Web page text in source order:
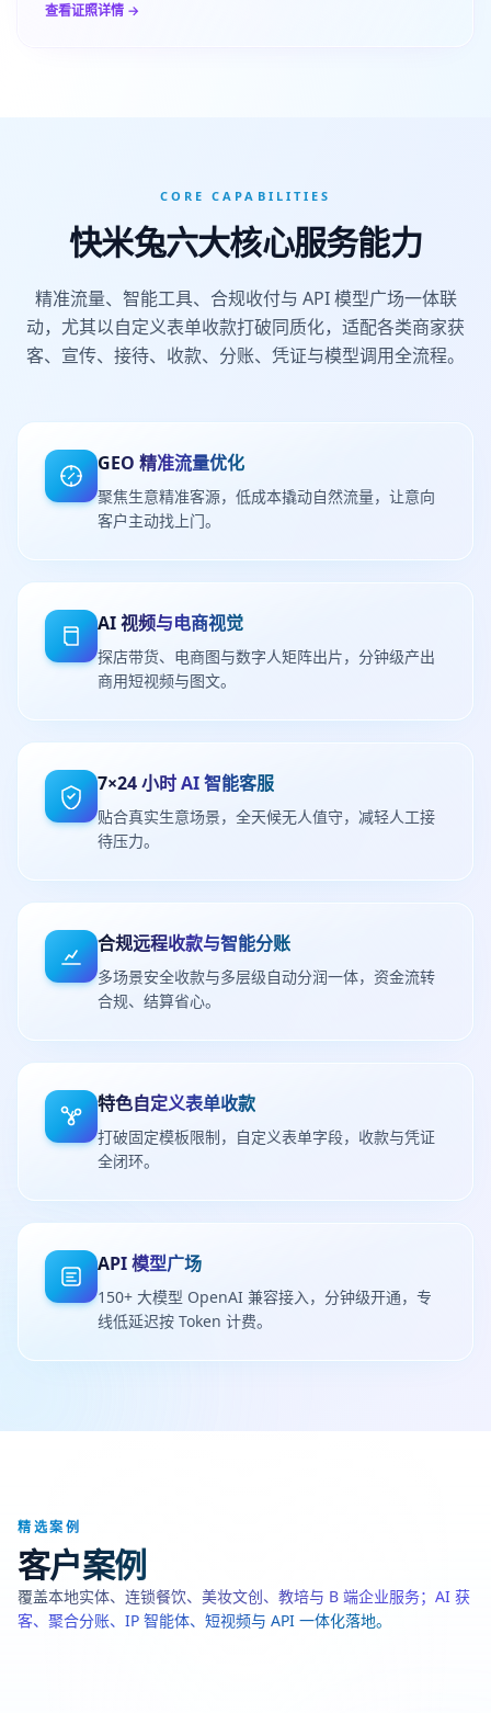
查看证照详情 →
CORE CAPABILITIES
快米兔六大核心服务能力
精准流量、智能工具、合规收付与 API 模型广场一体联
动，尤其以自定义表单收款打破同质化，适配各类商家获
客、宣传、接待、收款、分账、凭证与模型调用全流程。
GEO 精准流量优化
聚焦生意精准客源，低成本撬动自然流量，让意向
客户主动找上门。
AI 视频与电商视觉
探店带货、电商图与数字人矩阵出片，分钟级产出
商用短视频与图文。
7×24 小时 AI 智能客服
贴合真实生意场景，全天候无人值守，减轻人工接
待压力。
合规远程收款与智能分账
多场景安全收款与多层级自动分润一体，资金流转
合规、结算省心。
特色自定义表单收款
打破固定模板限制，自定义表单字段，收款与凭证
全闭环。
API 模型广场
150+ 大模型 OpenAI 兼容接入，分钟级开通，专
线低延迟按 Token 计费。
精选案例
客户案例
覆盖本地实体、连锁餐饮、美妆文创、教培与 B 端企业服务；AI 获
客、聚合分账、IP 智能体、短视频与 API 一体化落地。